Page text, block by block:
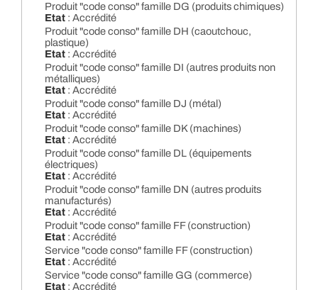
Produit "code conso" famille DG (produits chimiques)
Etat : Accrédité
Produit "code conso" famille DH (caoutchouc,
plastique)
Etat : Accrédité
Produit "code conso" famille DI (autres produits non
métalliques)
Etat : Accrédité
Produit "code conso" famille DJ (métal)
Etat : Accrédité
Produit "code conso" famille DK (machines)
Etat : Accrédité
Produit "code conso" famille DL (équipements
électriques)
Etat : Accrédité
Produit "code conso" famille DN (autres produits
manufacturés)
Etat : Accrédité
Produit "code conso" famille FF (construction)
Etat : Accrédité
Service "code conso" famille FF (construction)
Etat : Accrédité
Service "code conso" famille GG (commerce)
Etat : Accrédité